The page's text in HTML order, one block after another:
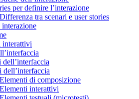
per definire l’interazione
tra scenari e user stories
interattivi
dell’interfaccia
di composizione
interattivi